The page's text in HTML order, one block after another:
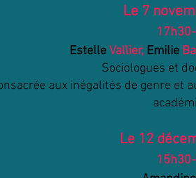
Le 7
EstelleVallier, Emilie
Sociologues et
aux inégalités de genre et
Le 12